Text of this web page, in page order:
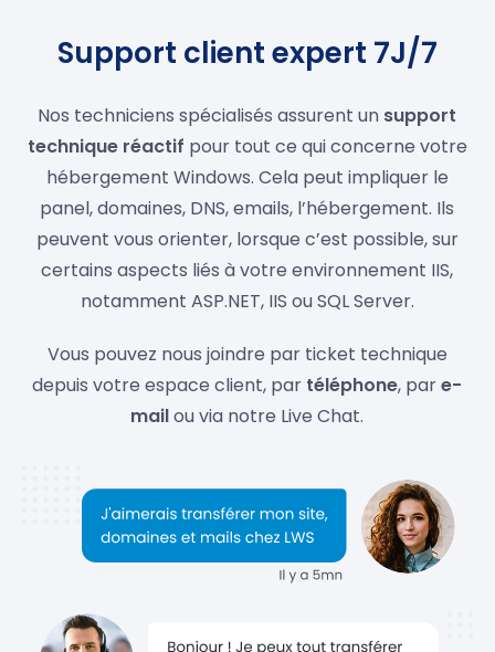
Support client expert 7J/7
Nos techniciens spécialisés assurent un support
technique réactif pour tout ce qui concerne votre
hébergement Windows. Cela peut impliquer le
panel, domaines, DNS, emails, l’hébergement. Ils
peuvent vous orienter, lorsque c’est possible, sur
certains aspects liés à votre environnement IIS,
notamment ASP.NET, IIS ou SQL Server.
Vous pouvez nous joindre par ticket technique
depuis votre espace client, par téléphone, pare-
mailou via notre Live Chat.